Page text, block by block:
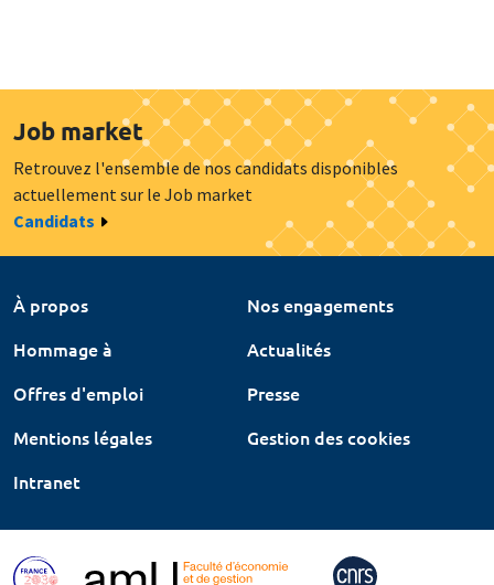
Job market
Retrouvez l'ensemble de nos candidats disponibles
actuellement sur le Job market
Candidats
À propos
Nos engagements
Hommage à
Actualités
Offres d'emploi
Presse
Mentions légales
Gestion des cookies
Intranet